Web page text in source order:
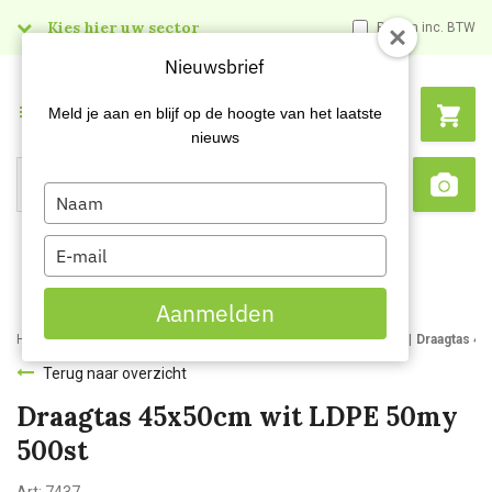
Kies hier uw sector Prijzen inc. BTW
Search
Menu
Home Webshop Verpakkingsmaterialen Verpakkingszakken Draagtas
Terug naar overzicht
Draagtas 45x50cm wit LDPE 50my
500st
Nieuwsbrief
Meld je aan en blijf op de hoogte van het laatste
nieuws
Type
your
name
Type
your
email
Aanmelden